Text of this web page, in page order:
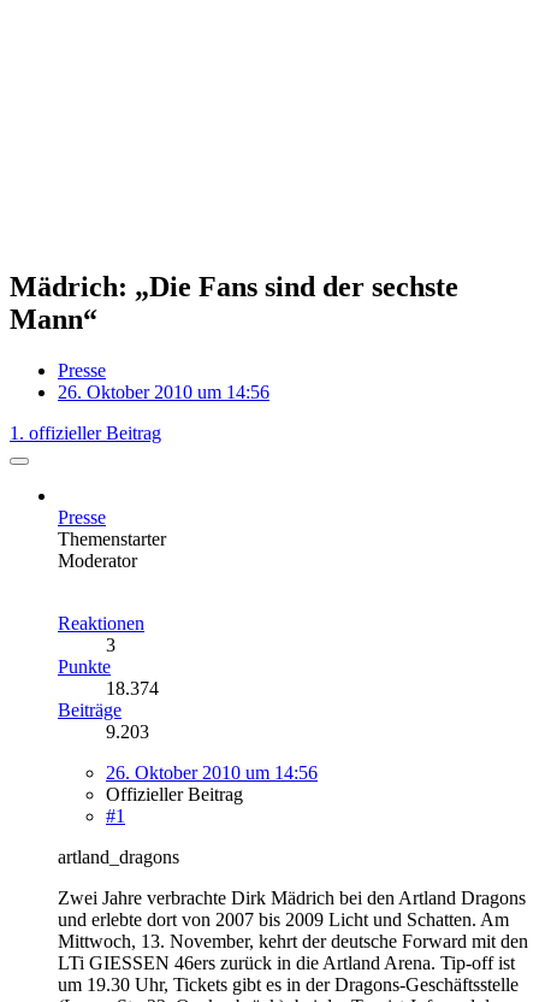
Mädrich: „Die Fans sind der sechste
Mann“
Presse
26. Oktober 2010 um 14:56
1. offizieller Beitrag
Presse
Themenstarter
Moderator
Reaktionen
3
Punkte
18.374
Beiträge
9.203
26. Oktober 2010 um 14:56
Offizieller Beitrag
#1
artland_dragons
Zwei Jahre verbrachte Dirk Mädrich bei den Artland Dragons
und erlebte dort von 2007 bis 2009 Licht und Schatten. Am
Mittwoch, 13. November, kehrt der deutsche Forward mit den
LTi GIESSEN 46ers zurück in die Artland Arena. Tip-off ist
um 19.30 Uhr, Tickets gibt es in der Dragons-Geschäftsstelle